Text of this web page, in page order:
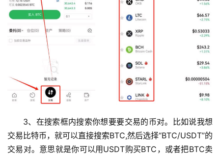
3、在搜索框内搜索你想要要交易的币对。比如说我想
交易比特币，就可以直接搜索BTC,然后选择“BTC/USDT”的
交易对。意思就是你可以用USDT购买BTC，或者把BTC卖